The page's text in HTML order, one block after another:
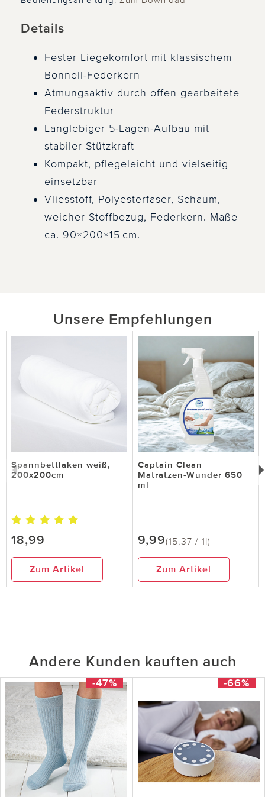
Details
Fester Liegekomfort mit klassischem
Bonnell-Federkern
Atmungsaktiv durch offen gearbeitete
Federstruktur
Langlebiger 5-Lagen-Aufbau mit
stabiler Stützkraft
Kompakt, pflegeleicht und vielseitig
einsetzbar
Vliesstoff, Polyesterfaser, Schaum,
weicher Stoffbezug, Federkern. Maße
ca. 90×200×15 cm.
Unsere Empfehlungen
Spannbettlaken weiß,
200x200cm
18,99
Zum Artikel
Captain Clean
Matratzen-Wunder 650
ml
9,99(15,37 / 1l)
Zum Artikel
Andere Kunden kauften auch
-47% -66%